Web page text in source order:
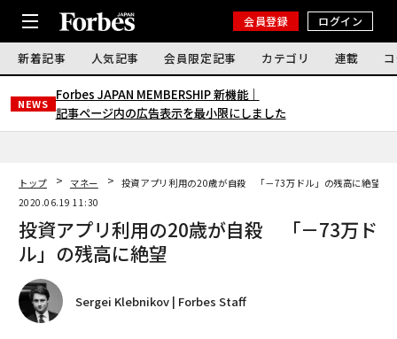
会員登録 ログイン
新着記事 人気記事 会員限定記事 カテゴリ 連載
NEWS
Forbes JAPAN MEMBERSHIP 新機能｜
記事ページ内の広告表示を最小限にしました
トップ マネー
投資アプリ利用の20歳が自殺 「－73万ドル」の残高に絶望
2020.06.19 11:30
投資アプリ利用の20歳が自殺 「－73万ド
ル」の残高に絶望
Sergei Klebnikov | Forbes Staff